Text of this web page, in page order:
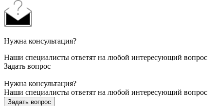
Нужна консультация?
Наши специалисты ответят на любой интересующий вопрос
Задать вопрос
Нужна консультация?
Наши специалисты ответят на любой интересующий вопрос
Задать вопрос